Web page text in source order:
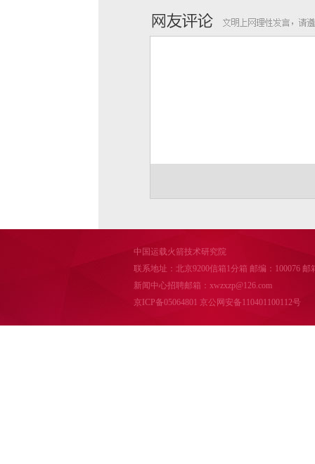
中国运载火箭技术研究院
联系地址：北京9200信箱1分箱 邮编：100076 邮
新闻中心招聘邮箱：xwzxzp@126.com
京ICP备05064801 京公网安备110401100112号